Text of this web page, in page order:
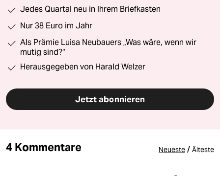
Jedes Quartal neu in Ihrem Briefkasten
Nur 38 Euro im Jahr
Als Prämie Luisa Neubauers „Was wäre, wenn wir
mutig sind?“
Herausgegeben von Harald Welzer
Jetzt abonnieren
4 Kommentare Neueste / Älteste